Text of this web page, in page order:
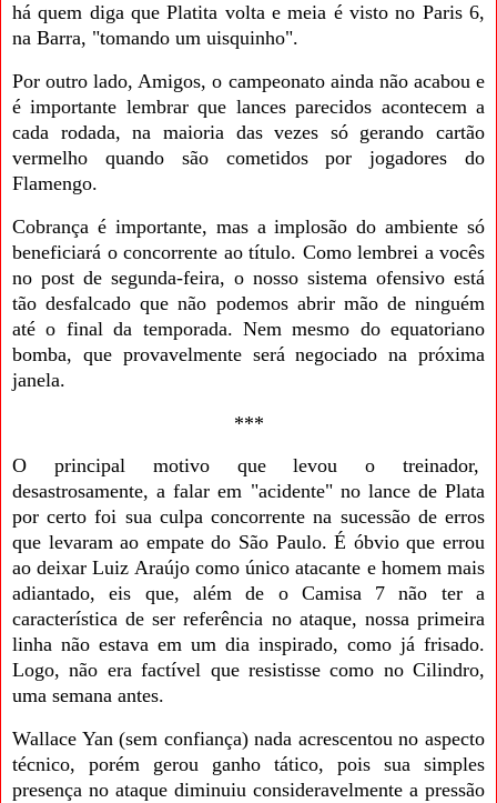
há quem diga que Platita volta e meia é visto no Paris 6,
na Barra, "tomando um uisquinho".
Por outro lado, Amigos, o campeonato ainda não acabou e
é importante lembrar que lances parecidos acontecem a
cada rodada, na maioria das vezes só gerando cartão
vermelho quando são cometidos por jogadores do
Flamengo.
Cobrança é importante, mas a implosão do ambiente só
beneficiará o concorrente ao título. Como lembrei a vocês
no post de segunda-feira, o nosso sistema ofensivo está
tão desfalcado que não podemos abrir mão de ninguém
até o final da temporada. Nem mesmo do equatoriano
bomba, que provavelmente será negociado na próxima
janela.
***
O principal motivo que levou o treinador,
desastrosamente, a falar em "acidente" no lance de Plata
por certo foi sua culpa concorrente na sucessão de erros
que levaram ao empate do São Paulo. É óbvio que errou
ao deixar Luiz Araújo como único atacante e homem mais
adiantado, eis que, além de o Camisa 7 não ter a
característica de ser referência no ataque, nossa primeira
linha não estava em um dia inspirado, como já frisado.
Logo, não era factível que resistisse como no Cilindro,
uma semana antes.
Wallace Yan (sem confiança) nada acrescentou no aspecto
técnico, porém gerou ganho tático, pois sua simples
presença no ataque diminuiu consideravelmente a pressão